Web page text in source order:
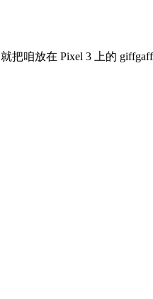
把咱放在 Pixel 3 上的